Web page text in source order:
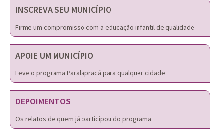
INSCREVA SEU MUNICÍPIO
Firme um compromisso com a educação infantil de qualidade
APOIE UM MUNICÍPIO
Leve o programa Paralapracá para qualquer cidade
DEPOIMENTOS
Os relatos de quem já participou do programa